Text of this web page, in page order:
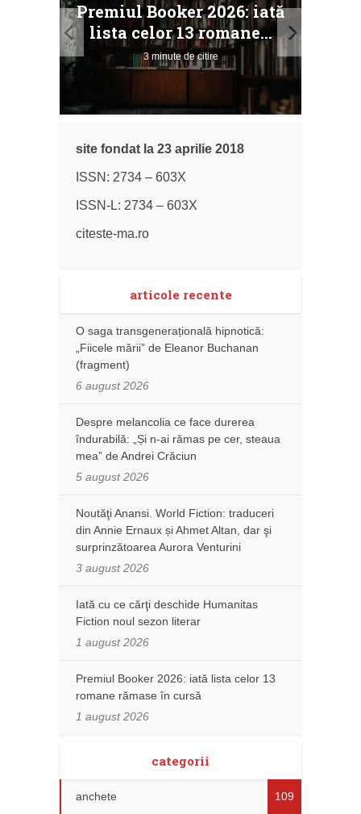
Premiul Booker 2026: iată
lista celor 13 romane...
3 minute de citire
site fondat la 23 aprilie 2018
ISSN: 2734 – 603X
ISSN-L: 2734 – 603X
citeste-ma.ro
articole recente
O saga transgenerațională hipnotică:
„Fiicele mării” de Eleanor Buchanan
(fragment)
6 august 2026
Despre melancolia ce face durerea
îndurabilă: „Și n-ai rămas pe cer, steaua
mea” de Andrei Crăciun
5 august 2026
Noutăţi Anansi. World Fiction: traduceri
din Annie Ernaux și Ahmet Altan, dar şi
surprinzătoarea Aurora Venturini
3 august 2026
Iată cu ce cărţi deschide Humanitas
Fiction noul sezon literar
1 august 2026
Premiul Booker 2026: iată lista celor 13
romane rămase în cursă
1 august 2026
categorii
anchete 109